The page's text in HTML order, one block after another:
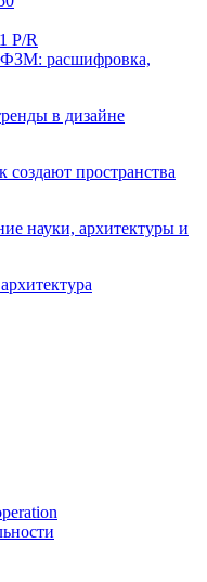
P/R
расшифровка,
в дизайне
создают пространства
науки, архитектуры и